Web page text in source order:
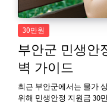
30만원
부안군 민생안
벽 가이드
최근 부안군에서는 물가
위해 민생안정 지원금 30